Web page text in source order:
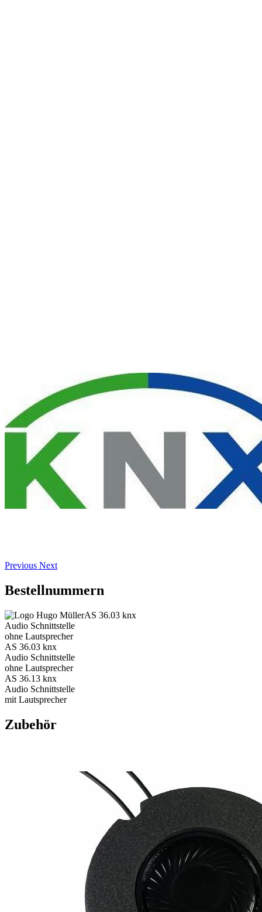
Previous Next
Bestellnummern
AS 36.03 knx
Audio Schnittstelle
ohne Lautsprecher
AS 36.03 knx
Audio Schnittstelle
ohne Lautsprecher
AS 36.13 knx
Audio Schnittstelle
mit Lautsprecher
Zubehör